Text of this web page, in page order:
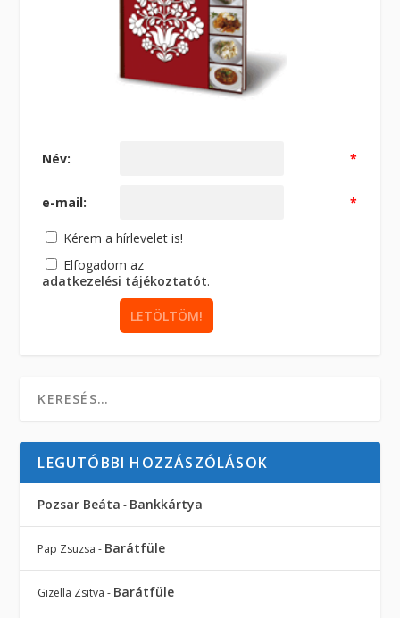
Név: *
e-mail: *
Kérem a hírlevelet is!
Elfogadom az
adatkezelési tájékoztatót.
LEGUTÓBBI HOZZÁSZÓLÁSOK
Pozsar Beáta - Bankkártya
Pap Zsuzsa - Barátfüle
Gizella Zsitva - Barátfüle